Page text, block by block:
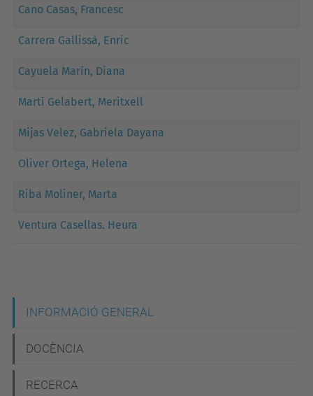
Cano Casas, Francesc
Carrera Gallissà, Enric
Cayuela Marín, Diana
Martí Gelabert, Meritxell
Mijas Velez, Gabriela Dayana
Oliver Ortega, Helena
Riba Moliner, Marta
Ventura Casellas. Heura
a
v
INFORMACIÓ GENERAL
DOCÈNCIA
RECERCA